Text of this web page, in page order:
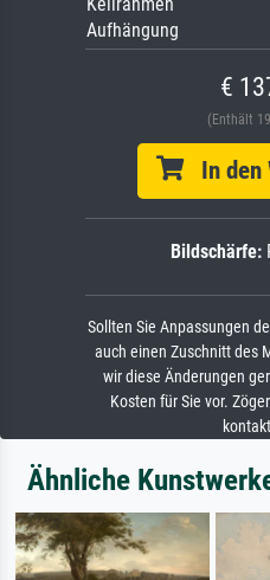
Keilrahmen
Aufhängung
€
(Enthält
In den
Bildschärfe:
Sollten Sie Anpassungen
auch einen Zuschnitt des
wir diese Änderungen
Kosten für Sie vor.
Ähnliche